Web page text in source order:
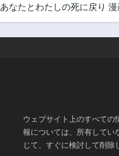
あなたとわたしの死に戻り
ウェブサイト上のすべての
報については、所有してい
じて、すぐに検討して削除